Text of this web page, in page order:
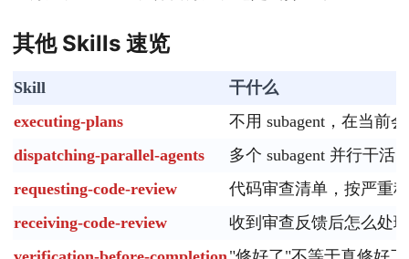
其他 Skills 速览
Skill
干什么
executing-plans
不用 subagent，在当前
dispatching-parallel-agents
多个 subagent 并行干活
requesting-code-review
代码审查清单，按严重
receiving-code-review
收到审查反馈后怎么处理